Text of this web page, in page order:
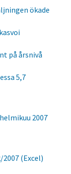
ökade
på årsnivå
5,7
2007
(Excel)